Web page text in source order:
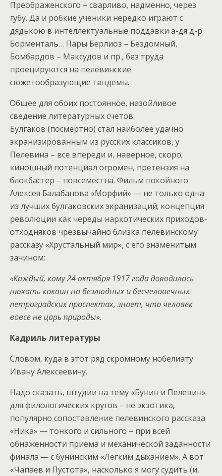
Преображенского – сварливо, надменно, через
губу. Да и робкие ученики нередко играют с
дядькою в интеллектуальные поддавки а-дя д-р
Борменталь… Пары Берлиоз – Бездомный,
Бомбардов – Максудов и пр., без труда
проецируются на пелевинские
сюжетообразующие тандемы.
Общее для обоих постоянное, назойливое
сведение литературных счетов.
Булгаков (посмертно) стал наиболее удачно
экранизированным из русских классиков, у
Пелевина – все впереди и, наверное, скоро;
киношный потенциал огромен, претензия на
блокбастер – повсеместна. Фильм покойного
Алексея Балабанова «Морфий» — не только одна
из лучших булгаковских экранизаций; концепция
революции как череды наркотических приходов-
отходняков чрезвычайно близка пелевинскому
рассказу «Хрустальный мир», с его знаменитым
зачином:
«Каждый, кому 24 октября 1917 года доводилось
нюхать кокаин на безлюдных и бесчеловечных
петроградских проспектах, знает, что человек
вовсе не царь природы».
Кадриль литературы
Словом, куда в этот ряд скромному нобелиату
Ивану Алексеевичу.
Надо сказать, штудии на тему «Бунин и Пелевин»
для филологических кругов – не экзотика,
популярно сопоставление пелевинского рассказа
«Ника» — тонкого и сильного – при всей
обнаженности приема и механической заданности
финала — с бунинским «Легким дыханием». А вот
«Чапаев и Пустота», насколько я могу судить (и,